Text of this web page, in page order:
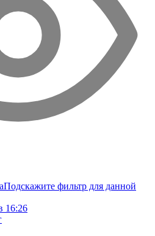
Подскажите фильтр для данной
16:26